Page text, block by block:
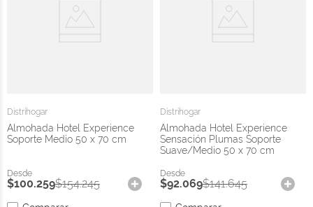
Distrihogar
Almohada Hotel Experience
Soporte Medio 50 x 70 cm
$100.259$154.245
Distrihogar
Almohada Hotel Experience
Sensación Plumas Soporte
Suave/Medio 50 x 70 cm
$92.069$141.645